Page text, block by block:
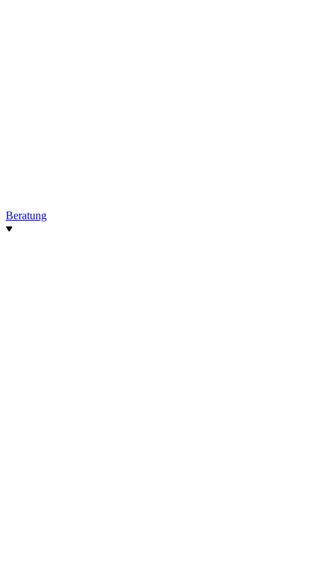
Beratung